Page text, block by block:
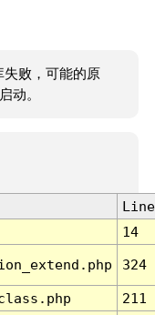
失败，可能的原
动。
Line
14
324
211